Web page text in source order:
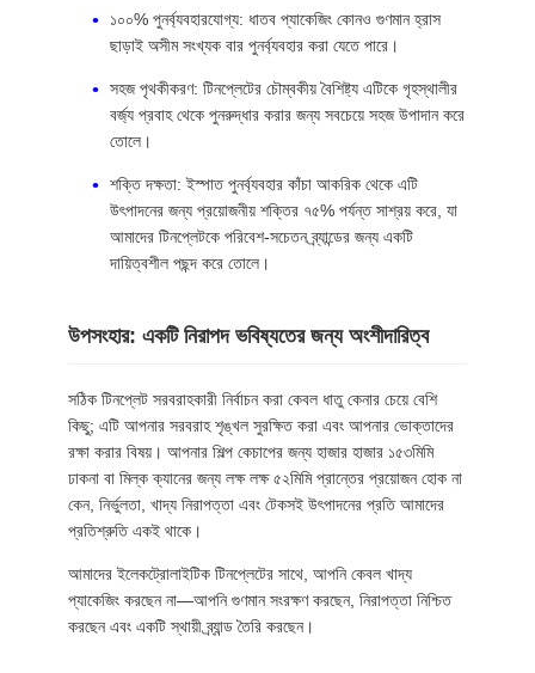
১০০% পুনর্ব্যবহারযোগ্য: ধাতব প্যাকেজিং কোনও গুণমান হ্রাস
ছাড়াই অসীম সংখ্যক বার পুনর্ব্যবহার করা যেতে পারে।
সহজ পৃথকীকরণ: টিনপ্লেটের চৌম্বকীয় বৈশিষ্ট্য এটিকে গৃহস্থালীর
বর্জ্য প্রবাহ থেকে পুনরুদ্ধার করার জন্য সবচেয়ে সহজ উপাদান করে
তোলে।
শক্তি দক্ষতা: ইস্পাত পুনর্ব্যবহার কাঁচা আকরিক থেকে এটি
উৎপাদনের জন্য প্রয়োজনীয় শক্তির ৭৫% পর্যন্ত সাশ্রয় করে, যা
আমাদের টিনপ্লেটকে পরিবেশ-সচেতন ব্র্যান্ডের জন্য একটি
দায়িত্বশীল পছন্দ করে তোলে।
উপসংহার: একটি নিরাপদ ভবিষ্যতের জন্য অংশীদারিত্ব
সঠিক টিনপ্লেট সরবরাহকারী নির্বাচন করা কেবল ধাতু কেনার চেয়ে বেশি
কিছু; এটি আপনার সরবরাহ শৃঙ্খল সুরক্ষিত করা এবং আপনার ভোক্তাদের
রক্ষা করার বিষয়। আপনার শিল্প কেচাপের জন্য হাজার হাজার ১৫৩মিমি
ঢাকনা বা মিল্ক ক্যানের জন্য লক্ষ লক্ষ ৫২মিমি প্রান্তের প্রয়োজন হোক না
কেন, নির্ভুলতা, খাদ্য নিরাপত্তা এবং টেকসই উৎপাদনের প্রতি আমাদের
প্রতিশ্রুতি একই থাকে।
আমাদের ইলেকট্রোলাইটিক টিনপ্লেটের সাথে, আপনি কেবল খাদ্য
প্যাকেজিং করছেন না—আপনি গুণমান সংরক্ষণ করছেন, নিরাপত্তা নিশ্চিত
করছেন এবং একটি স্থায়ী ব্র্যান্ড তৈরি করছেন।